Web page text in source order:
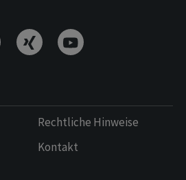
Rechtliche Hinweise
Kontakt